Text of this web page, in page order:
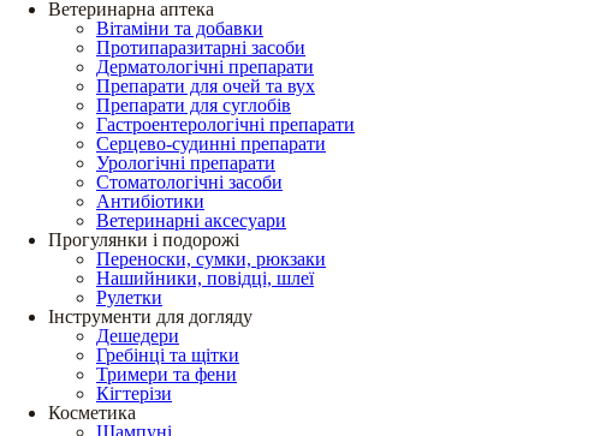
Ветеринарна аптека
Вітаміни та добавки
Протипаразитарні засоби
Дерматологічні препарати
Препарати для очей та вух
Препарати для суглобів
Гастроентерологічні препарати
Серцево-судинні препарати
Урологічні препарати
Стоматологічні засоби
Антибіотики
Ветеринарні аксесуари
Прогулянки і подорожі
Переноски, сумки, рюкзаки
Нашийники, повідці, шлеї
Рулетки
Інструменти для догляду
Дешедери
Гребінці та щітки
Тримери та фени
Кігтерізи
Косметика
Шампуні